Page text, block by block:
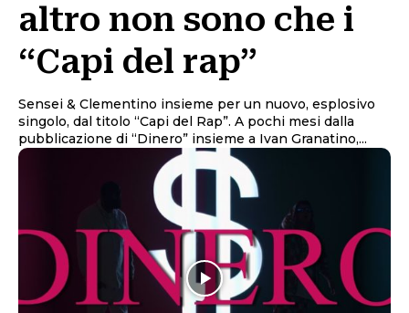
altro non sono che i
“Capi del rap”
Sensei & Clementino insieme per un nuovo, esplosivo
singolo, dal titolo “Capi del Rap”. A pochi mesi dalla
pubblicazione di “Dinero” insieme a Ivan Granatino,...